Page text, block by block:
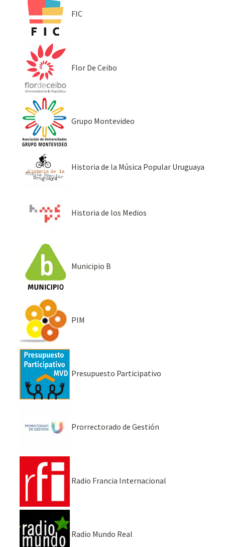
FIC
Flor De Ceibo
Grupo Montevideo
Historia de la Música Popular Uruguaya
Historia de los Medios
Municipio B
PIM
Presupuesto Participativo
Prorrectorado de Gestión
Radio Francia Internacional
Radio Mundo Real